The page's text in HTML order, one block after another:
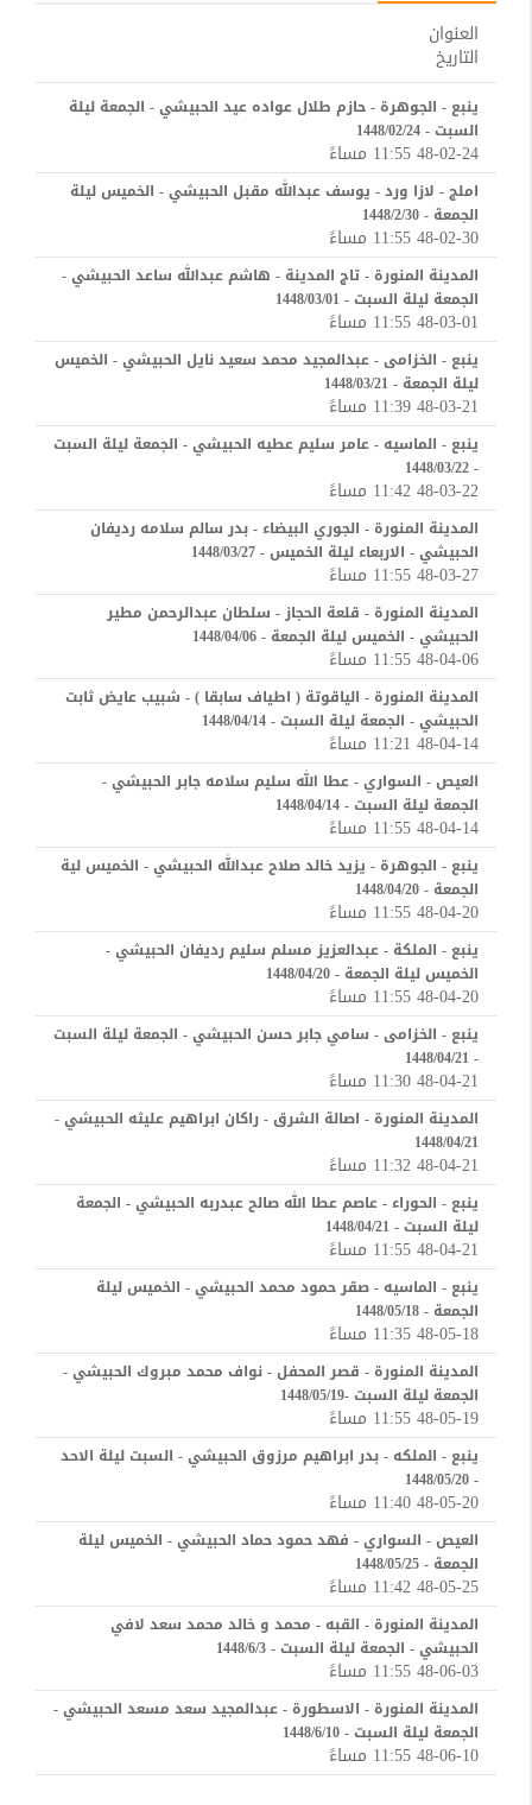
العنوان
التاريخ
ينبع - الجوهرة - حازم طلال عواده عيد الحبيشي - الجمعة ليلة
السبت - 1448/02/24
48-02-24 11:55 مساءً
املج - لازا ورد - يوسف عبدالله مقبل الحبيشي - الخميس ليلة
الجمعة - 1448/2/30
48-02-30 11:55 مساءً
المدينة المنورة - تاج المدينة - هاشم عبدالله ساعد الحبيشي -
الجمعة ليلة السبت - 1448/03/01
48-03-01 11:55 مساءً
ينبع - الخزامى - عبدالمجيد محمد سعيد نايل الحبيشي - الخميس
ليلة الجمعة - 1448/03/21
48-03-21 11:39 مساءً
ينبع - الماسيه - عامر سليم عطيه الحبيشي - الجمعة ليلة السبت
- 1448/03/22
48-03-22 11:42 مساءً
المدينة المنورة - الجوري البيضاء - بدر سالم سلامه رديفان
الحبيشي - الاربعاء ليلة الخميس - 1448/03/27
48-03-27 11:55 مساءً
المدينة المنورة - قلعة الحجاز - سلطان عبدالرحمن مطير
الحبيشي - الخميس ليلة الجمعة - 1448/04/06
48-04-06 11:55 مساءً
المدينة المنورة - الياقوتة ( اطياف سابقا ) - شبيب عايض ثابت
الحبيشي - الجمعة ليلة السبت - 1448/04/14
48-04-14 11:21 مساءً
العيص - السواري - عطا الله سليم سلامه جابر الحبيشي -
الجمعة ليلة السبت - 1448/04/14
48-04-14 11:55 مساءً
ينبع - الجوهرة - يزيد خالد صلاح عبدالله الحبيشي - الخميس لية
الجمعة - 1448/04/20
48-04-20 11:55 مساءً
ينبع - الملكة - عبدالعزيز مسلم سليم رديفان الحبيشي -
الخميس ليلة الجمعة - 1448/04/20
48-04-20 11:55 مساءً
ينبع - الخزامى - سامي جابر حسن الحبيشي - الجمعة ليلة السبت
- 1448/04/21
48-04-21 11:30 مساءً
المدينة المنورة - اصالة الشرق - راكان ابراهيم عليثه الحبيشي -
1448/04/21
48-04-21 11:32 مساءً
ينبع - الحوراء - عاصم عطا الله صالح عبدربه الحبيشي - الجمعة
ليلة السبت - 1448/04/21
48-04-21 11:55 مساءً
ينبع - الماسيه - صقر حمود محمد الحبيشي - الخميس ليلة
الجمعة - 1448/05/18
48-05-18 11:35 مساءً
المدينة المنورة - قصر المحفل - نواف محمد مبروك الحبيشي -
الجمعة ليلة السبت -1448/05/19
48-05-19 11:55 مساءً
ينبع - الملكه - بدر ابراهيم مرزوق الحبيشي - السبت ليلة الاحد
- 1448/05/20
48-05-20 11:40 مساءً
العيص - السواري - فهد حمود حماد الحبيشي - الخميس ليلة
الجمعة - 1448/05/25
48-05-25 11:42 مساءً
المدينة المنورة - القبه - محمد و خالد محمد سعد لافي
الحبيشي - الجمعة ليلة السبت - 1448/6/3
48-06-03 11:55 مساءً
المدينة المنورة - الاسطورة - عبدالمجيد سعد مسعد الحبيشي -
الجمعة ليلة السبت - 1448/6/10
48-06-10 11:55 مساءً